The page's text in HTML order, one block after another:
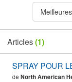
Articles(1)
SPRAY POUR
de North American